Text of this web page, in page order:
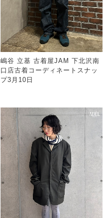
嶋谷 立基 古着屋JAM 下北沢南
口店古着コーディネートスナッ
プ3月10日